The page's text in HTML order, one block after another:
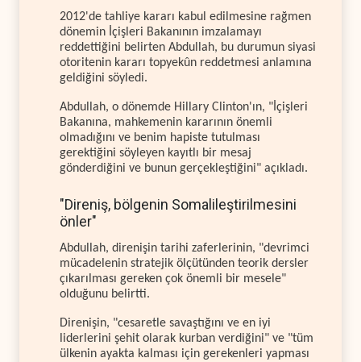
2012'de tahliye kararı kabul edilmesine rağmen
dönemin İçişleri Bakanının imzalamayı
reddettiğini belirten Abdullah, bu durumun siyasi
otoritenin kararı topyekûn reddetmesi anlamına
geldiğini söyledi.
Abdullah, o dönemde Hillary Clinton'ın, "İçişleri
Bakanına, mahkemenin kararının önemli
olmadığını ve benim hapiste tutulması
gerektiğini söyleyen kayıtlı bir mesaj
gönderdiğini ve bunun gerçekleştiğini" açıkladı.
"Direniş, bölgenin Somalileştirilmesini
önler"
Abdullah, direnişin tarihi zaferlerinin, "devrimci
mücadelenin stratejik ölçütünden teorik dersler
çıkarılması gereken çok önemli bir mesele"
olduğunu belirtti.
Direnişin, "cesaretle savaştığını ve en iyi
liderlerini şehit olarak kurban verdiğini" ve "tüm
ülkenin ayakta kalması için gerekenleri yapması